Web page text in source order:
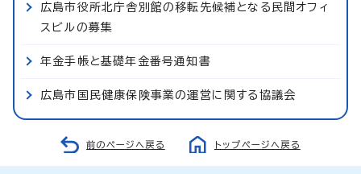
広島市役所北庁舎別館の移転先候補となる民間オフィ
スビルの募集
年金手帳と基礎年金番号通知書
広島市国民健康保険事業の運営に関する協議会
前のページへ戻る トップページへ戻る